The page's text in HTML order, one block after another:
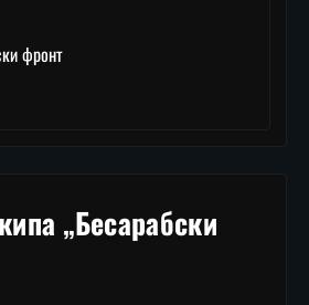
фронт
„Бесарабски